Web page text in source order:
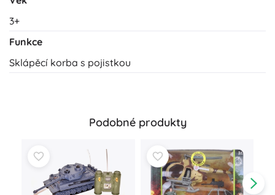
3+
Funkce
Sklápěcí korba s pojistkou
Podobné produkty